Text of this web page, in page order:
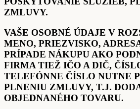
ZMLUVY.
VAŠE OSOBNÉ ÚDAJE V
MENO, PRIEZVISKO,
PRÍPADE NÁKUPU AKO
FIRMA TIEŽ IČO A DIČ,
TELEFÓNNE ČÍSLO NUTNE
PLNENIU ZMLUVY, T.J.
OBJEDNANÉHO TOVARU.